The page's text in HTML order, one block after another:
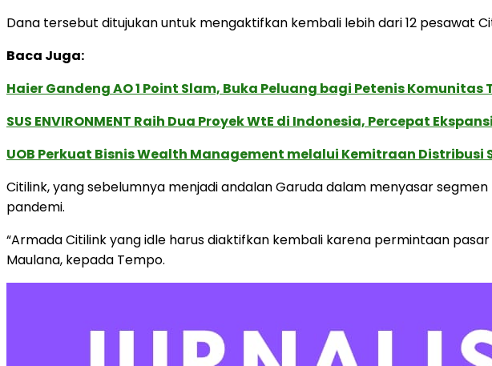
Dana tersebut ditujukan untuk mengaktifkan kembali lebih dari 12 pesawat
Baca Juga:
Haier Gandeng AO 1 Point Slam, Buka Peluang bagi Petenis
SUS ENVIRONMENT Raih Dua Proyek WtE di Indonesia, Percepat
UOB Perkuat Bisnis Wealth Management melalui Kemitraan
Citilink, yang sebelumnya menjadi andalan Garuda dalam menyasar
pandemi.
“Armada Citilink yang idle harus diaktifkan kembali karena permintaan
Maulana, kepada Tempo.